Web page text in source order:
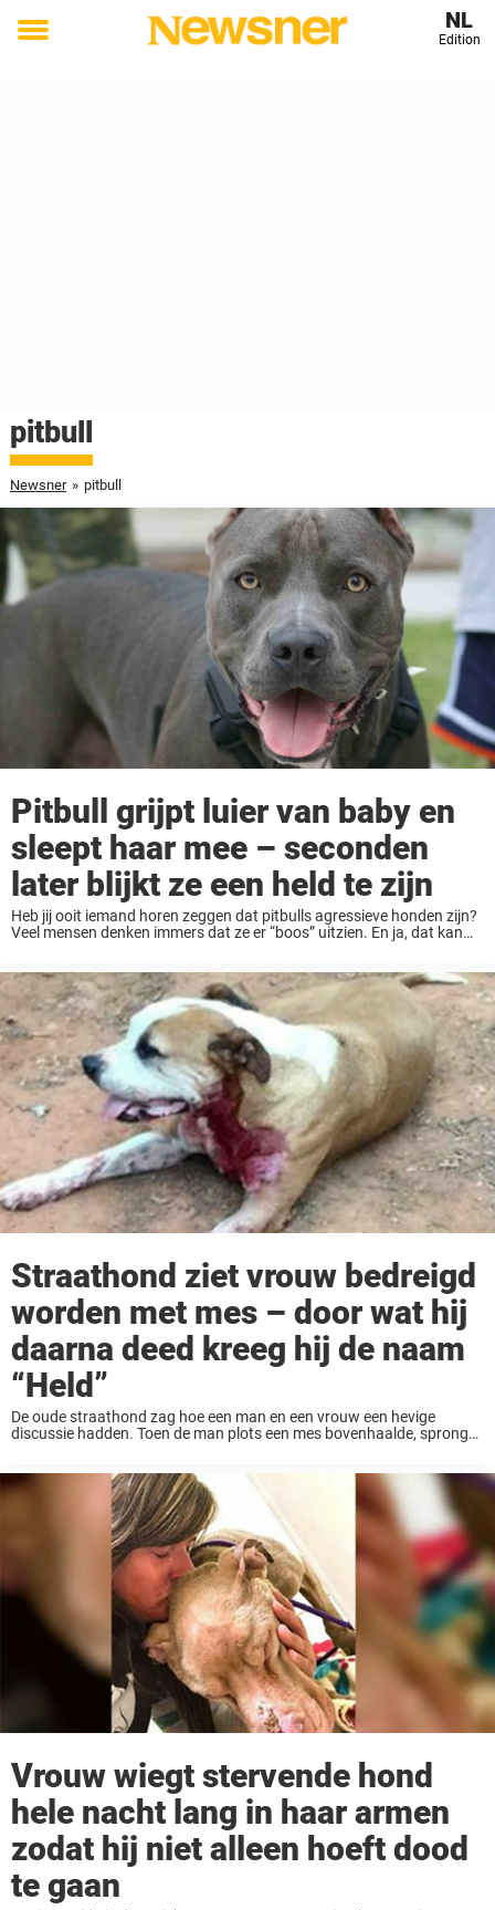
Toggle
NL
Edition
pitbull
Newsner » pitbull
Pitbull grijpt luier van baby en
sleept haar mee – seconden
later blijkt ze een held te zijn
Heb jij ooit iemand horen zeggen dat pitbulls agressieve honden zijn?
Veel mensen denken immers dat ze er “boos” uitzien. En ja, dat kan
Straathond ziet vrouw bedreigd
worden met mes – door wat hij
daarna deed kreeg hij de naam
“Held”
De oude straathond zag hoe een man en een vrouw een hevige
discussie hadden. Toen de man plots een mes bovenhaalde, sprong
Vrouw wiegt stervende hond
hele nacht lang in haar armen
zodat hij niet alleen hoeft dood
te gaan